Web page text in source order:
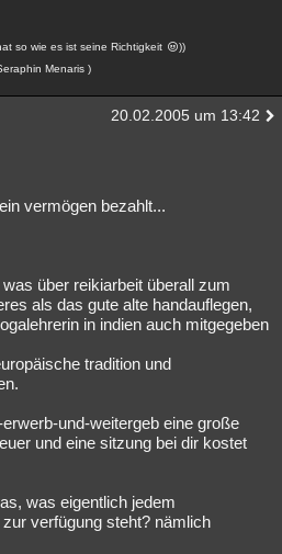
so wie es ist seine Richtigkeit
))
Menaris )
20.02.2005 um 13:42
vermögen bezahlt...
über reikiarbeit überall zum
als das gute alte handauflegen,
in indien auch mitgegeben
tradition und
und-weitergeb eine große
und eine sitzung bei dir kostet
was eigentlich jedem
verfügung steht? nämlich